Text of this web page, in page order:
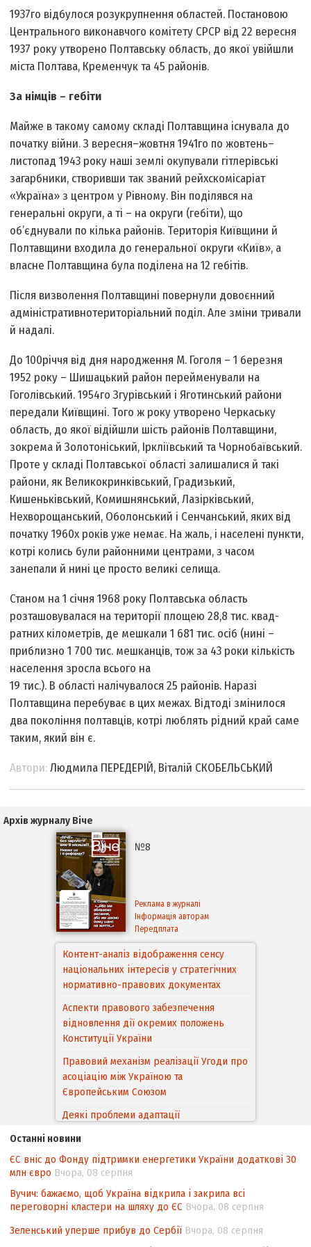
1937­го відбулося розукрупнення областей. Постановою
Центрального виконавчого комітету СРСР від 22 вересня
1937 року утворено Полтавську область, до якої увійшли
міста Полтава, Кременчук та 45 районів.
За німців – гебіти
Майже в такому самому складі Полтавщина існувала до
початку вій­ни. З вересня–жовтня 1941­го по жовтень–
листопад 1943 року наші землі окупували гітлерівські
загарбники, створивши так званий рейхс­комісаріат
«Україна» з центром у Рівному. Він поділявся на
генеральні округи, а ті – на округи (гебіти), що
об’єднували по кілька районів. Територія Київщини й
Полтавщини входила до генеральної округи «Київ», а
власне Полтавщина була поділена на 12 гебітів.
Після визволення Полтавщині повернули довоєнний
адміністративно­територіальний поділ. Але зміни тривали
й надалі.
До 100­річчя від дня народження М. Гоголя – 1 березня
1952 року – Шишацький район перейменували на
Гоголівський. 1954­го Згурівський і Яготинський райони
передали Київщині. Того ж року утворено Черкаську
область, до якої відійшли шість районів Полтавщини,
зокрема й Золотоніський, Іркліївський та Чорнобаївський.
Проте у складі Полтавської області залишалися й такі
райони, як Великокринківський, Градизький,
Кишеньківський, Комишнянський, Лазірківський,
Нехворощанський, Оболонський і Сенчанський, яких від
початку 1960­х років уже немає. На жаль, і населені пункти,
котрі колись були районними центрами, з часом
занепали й нині це просто великі селища.
Станом на 1 січня 1968 року Полтавська область
розташовувалася на території площею 28,8 тис. квад­
ратних кілометрів, де мешкали 1 681 тис. осіб (нині –
приблизно 1 700 тис. мешканців, тож за 43 роки кількість
населення зросла всього на
19 тис.). В області налічувалося 25 районів. Наразі
Полтавщина перебуває в цих межах. Відтоді змінилося
два покоління полтавців, котрі люблять рідний край саме
таким, який він є.
Автори:Людмила ПЕРЕДЕРІЙ, Віталій СКОБЕЛЬСЬКИЙ
Архів журналу Віче
№8
Реклама в журналі
Інформація авторам
Передплата
Контент-аналіз відображення сенсу
національних інтересів у стратегічних
нормативно-правових документах
Аспекти правового забезпечення
відновлення дії окремих положень
Конституції України
Правовий механізм реалізації Угоди про
асоціацію між Україною та
Європейським Cоюзом
Деякі проблеми адаптації
походження товарів відповідно до
Угоди про торговельні аспекти прав
інтелектуальної власності (TRIPS) у
контексті євроінтеграції
Аналіз виборчого законодавства щодо
невизначеності механізму повторного
Останні новини
ЄС вніс до Фонду підтримки енергетики України додаткові 30
млн євро Вчора, 08 серпня
Вучич: бажаємо, щоб Україна відкрила і закрила всі
переговорні кластери на шляху до ЄС Вчора, 08 серпня
Зеленський уперше прибув до Сербії Вчора, 08 серпня